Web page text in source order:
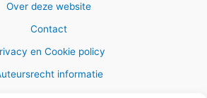
Over deze website
Contact
en Cookie policy
informatie